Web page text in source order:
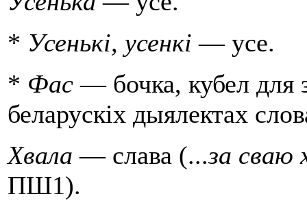
* Усенькi, усенкі — усе.
* Фас — бочка, кубел для
беларускiх дыялектах
Хвала — слава (...за сваю
ПШ1).